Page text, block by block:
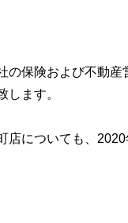
の保険および不動
ます。
についても、